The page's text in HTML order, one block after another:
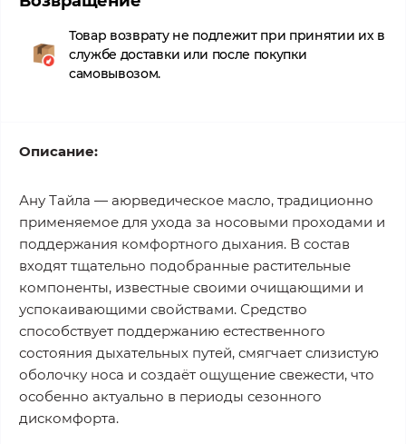
Товар возврату не подлежит при принятии их в
службе доставки или после покупки
самовывозом.
Описание:
Ану Тайла — аюрведическое масло, традиционно
применяемое для ухода за носовыми проходами и
поддержания комфортного дыхания. В состав
входят тщательно подобранные растительные
компоненты, известные своими очищающими и
успокаивающими свойствами. Средство
способствует поддержанию естественного
состояния дыхательных путей, смягчает слизистую
оболочку носа и создаёт ощущение свежести, что
особенно актуально в периоды сезонного
дискомфорта.